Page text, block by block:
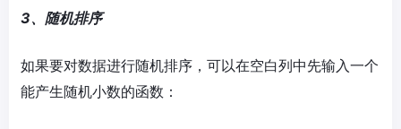
3、随机排序
如果要对数据进行随机排序，可以在空白列中先输入一个
能产生随机小数的函数：